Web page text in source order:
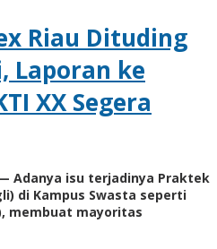
Riau Dituding
Laporan ke
XX Segera
— Adanya isu terjadinya Praktek
di Kampus Swasta seperti
membuat mayoritas